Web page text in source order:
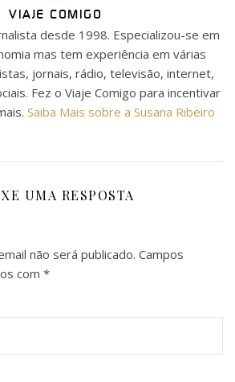
VIAJE COMIGO
desde 1998. Especializou-se em
mas tem experiência em várias
jornais, rádio, televisão, internet,
Fez o Viaje Comigo para incentivar
Saiba Mais sobre a Susana Ribeiro
UMA RESPOSTA
não será publicado. Campos
com *